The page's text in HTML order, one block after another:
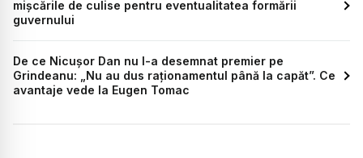
mișcările de culise pentru eventualitatea formării
guvernului
De ce Nicușor Dan nu l-a desemnat premier pe
Grindeanu: „Nu au dus raționamentul până la capăt”. Ce
avantaje vede la Eugen Tomac